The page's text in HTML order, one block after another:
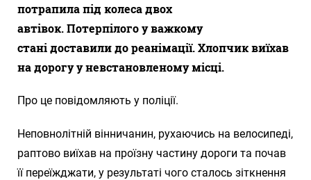
потрапила під колеса двох
автівок. Потерпілого у важкому
стані доставили до реанімації. Хлопчик виїхав
на дорогу у невстановленому місці.
Про це повідомляють у поліції.
Неповнолітній вінничанин, рухаючись на велосипеді,
раптово виїхав на проїзну частину дороги та почав
її переїжджати, у результаті чого сталось зіткнення